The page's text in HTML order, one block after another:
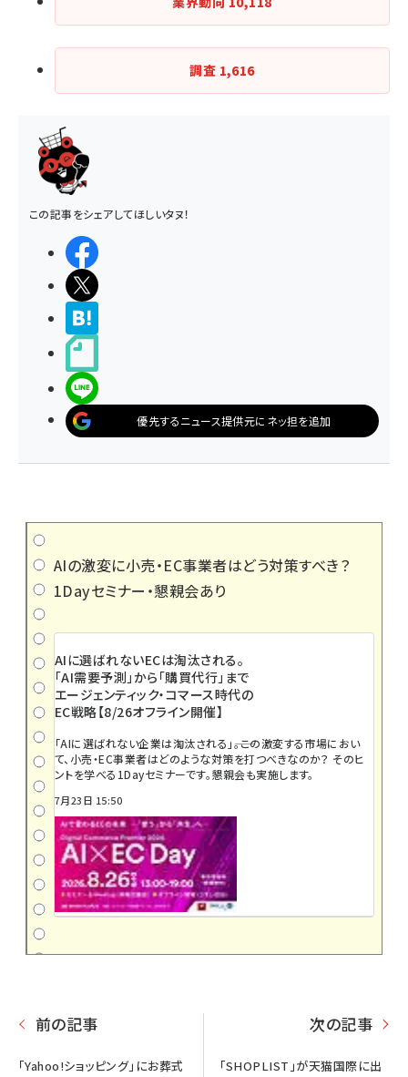
調査 1,616
この記事をシェアしてほしいタヌ！
優先するニュース提供元にネッ担を追加
AIの激変に小売・EC事業者はどう対策すべき？
1Dayセミナー・懇親会あり
AIに選ばれないECは淘汰される。
「AI需要予測」から「購買代行」まで
エージェンティック・コマース時代の
EC戦略【8/26オフライン開催】
「AIに選ばれない企業は淘汰される」――。この激変する市場におい
て、小売・EC事業者はどのような対策を打つべきなのか？ そのヒ
ントを学べる1Dayセミナーです。懇親会も実施します。
7月23日 15:50
前の記事
「Yahoo!ショッピング」にお葬式
次の記事
「SHOPLIST」が天猫国際に出